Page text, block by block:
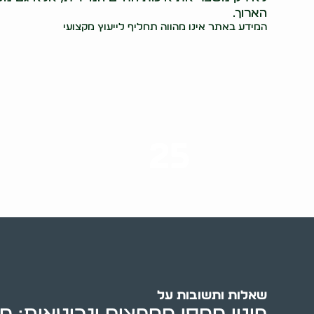
הארוך.
המידע באתר אינו מהווה תחליף לייעוץ מקצועי
שאלות ותשובות על